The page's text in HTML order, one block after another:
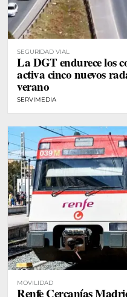
SEGURIDAD VIAL
La DGT endurece los
activa cinco nuevos
verano
SERVIMEDIA
MOVILIDAD
Renfe Cercanías